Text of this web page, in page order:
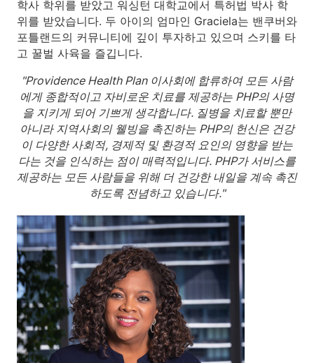
학사 학위를 받았고 워싱턴 대학교에서 특허법 박사 학
위를 받았습니다. 두 아이의 엄마인 Graciela는 밴쿠버와
포틀랜드의 커뮤니티에 깊이 투자하고 있으며 스키를 타
고 꿀벌 사육을 즐깁니다.
"Providence Health Plan 이사회에 합류하여 모든 사람
에게 종합적이고 자비로운 치료를 제공하는 PHP의 사명
을 지키게 되어 기쁘게 생각합니다. 질병을 치료할 뿐만
아니라 지역사회의 웰빙을 촉진하는 PHP의 헌신은 건강
이 다양한 사회적, 경제적 및 환경적 요인의 영향을 받는
다는 것을 인식하는 점이 매력적입니다. PHP가 서비스를
제공하는 모든 사람들을 위해 더 건강한 내일을 계속 촉진
하도록 전념하고 있습니다."